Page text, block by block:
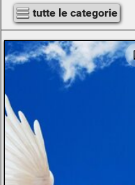
tutte le categorie